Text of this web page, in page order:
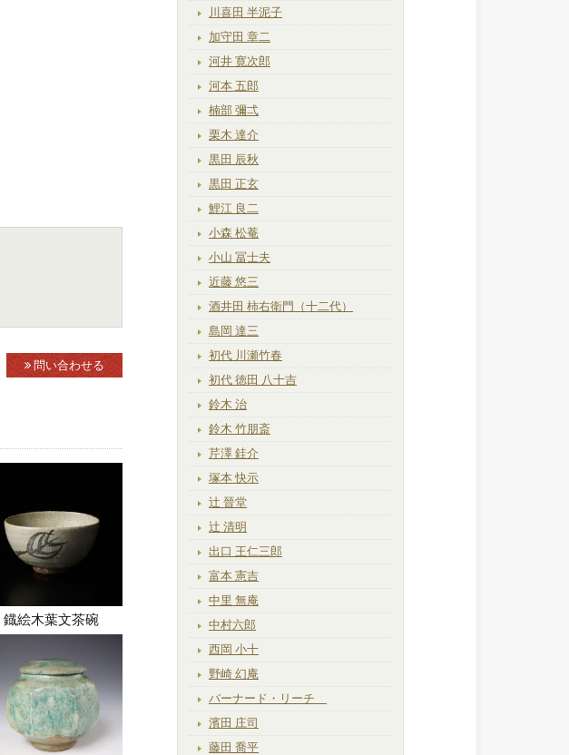
問い合わせる
鐡絵木葉文茶碗
川喜田 半泥子
加守田 章二
河井 寛次郎
河本 五郎
楠部 彌弌
栗木 達介
黒田 辰秋
黒田 正玄
鯉江 良二
小森 松菴
小山 冨士夫
近藤 悠三
酒井田 柿右衛門（十二代）
島岡 達三
初代 川瀬竹春
初代 徳田 八十吉
鈴木 治
鈴木 竹朋斎
芹澤 銈介
塚本 快示
辻 晉堂
辻 清明
出口 王仁三郎
富本 憲吉
中里 無庵
中村六郎
西岡 小十
野崎 幻庵
バーナード・リーチ
濱田 庄司
藤田 喬平